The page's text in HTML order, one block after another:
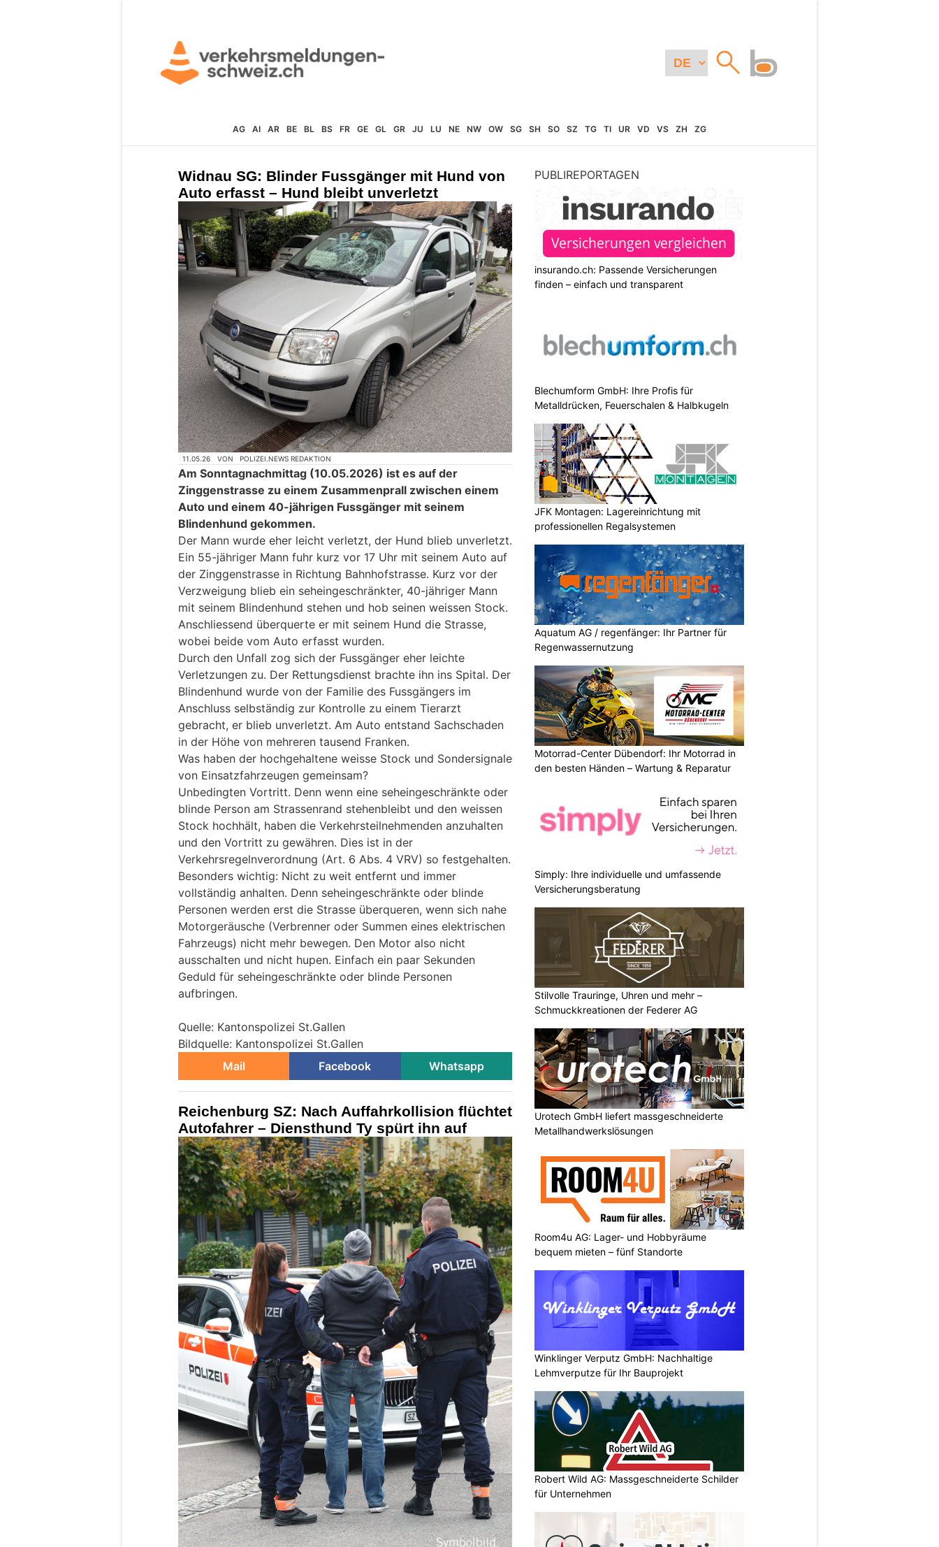
AG AI AR BE BL BS FR GE GL GR JU LU NE NW OW SG SH SO SZ TG TI UR VD VS ZH ZG
Widnau SG: Blinder Fussgänger mit Hund von
Auto erfasst – Hund bleibt unverletzt
11.05.26 VON POLIZEI.NEWS REDAKTION
Am Sonntagnachmittag (10.05.2026) ist es auf der
Zinggenstrasse zu einem Zusammenprall zwischen einem
Auto und einem 40-jährigen Fussgänger mit seinem
Blindenhund gekommen.
Der Mann wurde eher leicht verletzt, der Hund blieb unverletzt.
Ein 55-jähriger Mann fuhr kurz vor 17 Uhr mit seinem Auto auf
der Zinggenstrasse in Richtung Bahnhofstrasse. Kurz vor der
Verzweigung blieb ein seheingeschränkter, 40-jähriger Mann
mit seinem Blindenhund stehen und hob seinen weissen Stock.
Anschliessend überquerte er mit seinem Hund die Strasse,
wobei beide vom Auto erfasst wurden.
Durch den Unfall zog sich der Fussgänger eher leichte
Verletzungen zu. Der Rettungsdienst brachte ihn ins Spital. Der
Blindenhund wurde von der Familie des Fussgängers im
Anschluss selbständig zur Kontrolle zu einem Tierarzt
gebracht, er blieb unverletzt. Am Auto entstand Sachschaden
in der Höhe von mehreren tausend Franken.
Was haben der hochgehaltene weisse Stock und Sondersignale
von Einsatzfahrzeugen gemeinsam?
Unbedingten Vortritt. Denn wenn eine seheingeschränkte oder
blinde Person am Strassenrand stehenbleibt und den weissen
Stock hochhält, haben die Verkehrsteilnehmenden anzuhalten
und den Vortritt zu gewähren. Dies ist in der
Verkehrsregelnverordnung (Art. 6 Abs. 4 VRV) so festgehalten.
Besonders wichtig: Nicht zu weit entfernt und immer
vollständig anhalten. Denn seheingeschränkte oder blinde
Personen werden erst die Strasse überqueren, wenn sich nahe
Motorgeräusche (Verbrenner oder Summen eines elektrischen
Fahrzeugs) nicht mehr bewegen. Den Motor also nicht
ausschalten und nicht hupen. Einfach ein paar Sekunden
Geduld für seheingeschränkte oder blinde Personen
aufbringen.
Quelle: Kantonspolizei St.Gallen
Bildquelle: Kantonspolizei St.Gallen
Mail
Facebook Whatsapp
Reichenburg SZ: Nach Auffahrkollision flüchtet
Autofahrer – Diensthund Ty spürt ihn auf
PUBLIREPORTAGEN
insurando.ch: Passende Versicherungen
finden – einfach und transparent
Blechumform GmbH: Ihre Profis für
Metalldrücken, Feuerschalen & Halbkugeln
JFK Montagen: Lagereinrichtung mit
professionellen Regalsystemen
Aquatum AG / regenfänger: Ihr Partner für
Regenwassernutzung
Motorrad-Center Dübendorf: Ihr Motorrad in
den besten Händen – Wartung & Reparatur
Simply: Ihre individuelle und umfassende
Versicherungsberatung
Stilvolle Trauringe, Uhren und mehr –
Schmuckkreationen der Federer AG
Urotech GmbH liefert massgeschneiderte
Metallhandwerkslösungen
Room4u AG: Lager- und Hobbyräume
bequem mieten – fünf Standorte
Winklinger Verputz GmbH: Nachhaltige
Lehmverputze für Ihr Bauprojekt
Robert Wild AG: Massgeschneiderte Schilder
für Unternehmen